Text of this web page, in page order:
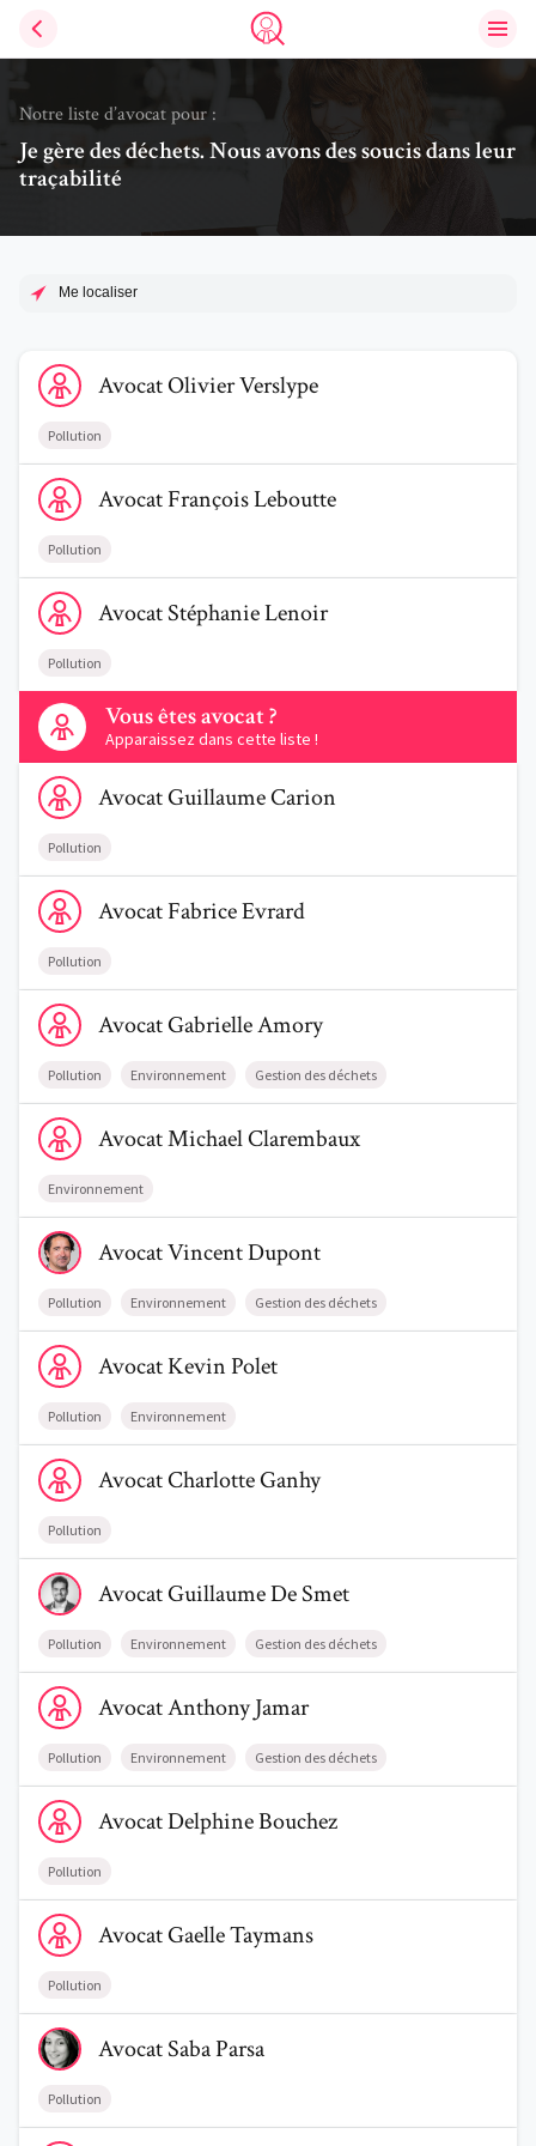
Trouve un avocat
Notre liste d’avocat pour :
Je gère des déchets. Nous avons des soucis dans leur
traçabilité
Me localiser
Voir le profil de AvocatOlivier Verslype
AvocatOlivierVerslype
Pollution
Voir le profil de AvocatFrançois Leboutte
AvocatFrançoisLeboutte
Pollution
Voir le profil de AvocatStéphanie Lenoir
AvocatStéphanieLenoir
Pollution
Vous êtes avocat ?
Apparaissez dans cette liste !
Contactez-nous
Voir le profil de AvocatGuillaume Carion
AvocatGuillaumeCarion
Pollution
Voir le profil de AvocatFabrice Evrard
AvocatFabriceEvrard
Pollution
Voir le profil de AvocatGabrielle Amory
AvocatGabrielleAmory
Pollution Environnement Gestion des déchets
Voir le profil de AvocatMichael Clarembaux
AvocatMichaelClarembaux
Environnement
Voir le profil de AvocatVincent Dupont
AvocatVincentDupont
Pollution Environnement Gestion des déchets
Voir le profil de AvocatKevin Polet
AvocatKevinPolet
Pollution Environnement
Voir le profil de AvocatCharlotte Ganhy
AvocatCharlotteGanhy
Pollution
Voir le profil de AvocatGuillaume De Smet
AvocatGuillaumeDe Smet
Pollution Environnement Gestion des déchets
Voir le profil de AvocatAnthony Jamar
AvocatAnthonyJamar
Pollution Environnement Gestion des déchets
Voir le profil de AvocatDelphine Bouchez
AvocatDelphineBouchez
Pollution
Voir le profil de AvocatGaelle Taymans
AvocatGaelleTaymans
Pollution
Voir le profil de AvocatSaba Parsa
AvocatSabaParsa
Pollution
Voir le profil de AvocatStephanie Bastien